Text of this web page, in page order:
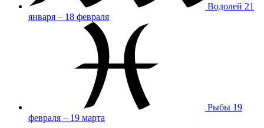
Водолей 21
января – 18 февраля
Рыбы 19
февраля – 19 марта